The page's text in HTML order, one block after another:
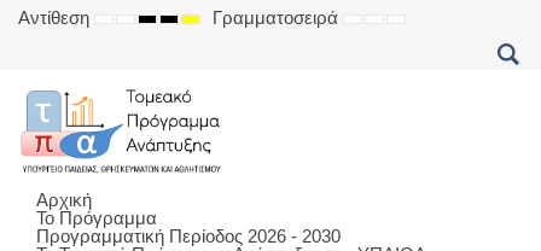
Αντίθεση
DEFAULT
NIGHT
HIGH
MODE
HIGH
MODE
HIGH
MODE
Γραμματοσειρά
SETSETSET
Αρχική
Το Πρόγραμμα
Προγραμματική Περίοδος 2026 - 2030